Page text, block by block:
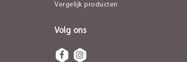
Vergelijk producten
Volg ons